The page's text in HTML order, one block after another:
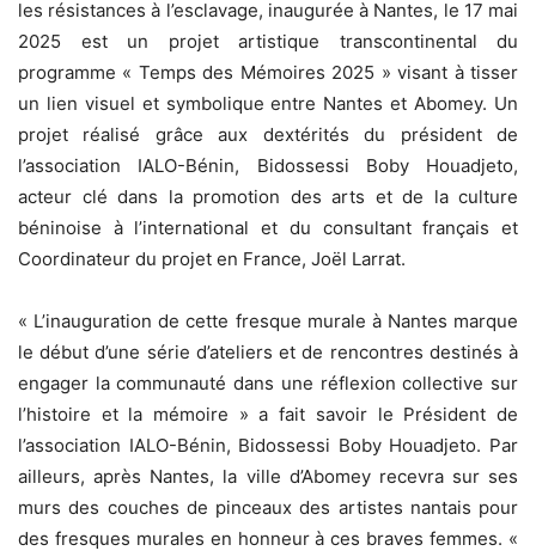
les résistances à l’esclavage, inaugurée à Nantes, le 17 mai
2025 est un projet artistique transcontinental du
programme « Temps des Mémoires 2025 » visant à tisser
un lien visuel et symbolique entre Nantes et Abomey. Un
projet réalisé grâce aux dextérités du président de
l’association IALO-Bénin, Bidossessi Boby Houadjeto,
acteur clé dans la promotion des arts et de la culture
béninoise à l’international et du consultant français et
Coordinateur du projet en France, Joël Larrat.
« L’inauguration de cette fresque murale à Nantes marque
le début d’une série d’ateliers et de rencontres destinés à
engager la communauté dans une réflexion collective sur
l’histoire et la mémoire » a fait savoir le Président de
l’association IALO-Bénin, Bidossessi Boby Houadjeto. Par
ailleurs, après Nantes, la ville d’Abomey recevra sur ses
murs des couches de pinceaux des artistes nantais pour
des fresques murales en honneur à ces braves femmes. «